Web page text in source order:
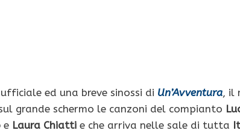
ed una breve sinossi di Un’Avventura, il
grande schermo le canzoni del compianto
e Laura Chiatti e che arriva nelle sale di tutta